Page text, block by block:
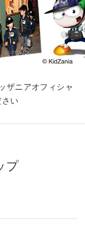
ザニアオフィシャ
さい
プ